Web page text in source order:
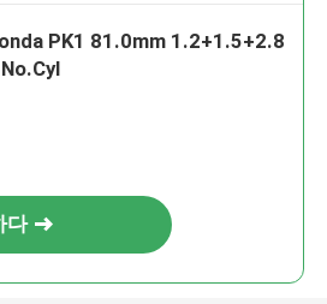
PK1 81.0mm 1.2+1.5+2.8
다